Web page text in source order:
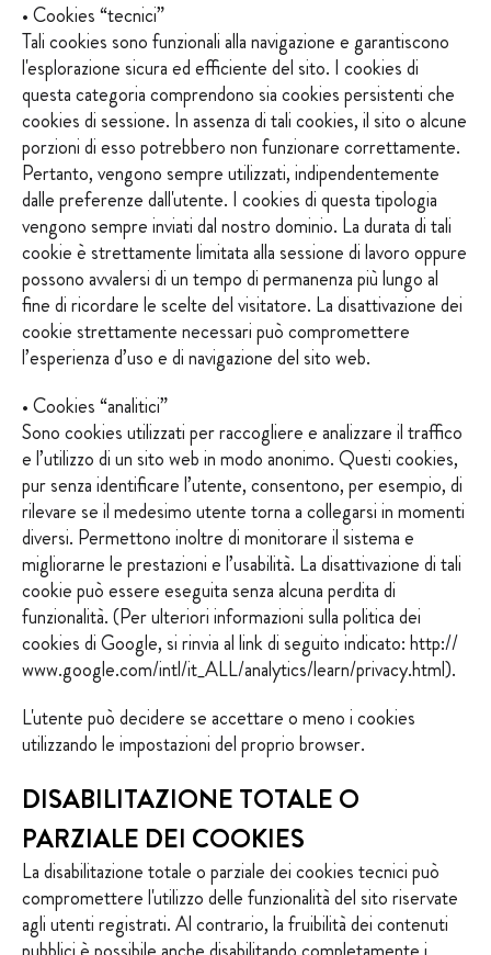
• Cookies “tecnici”
Tali cookies sono funzionali alla navigazione e garantiscono
l'esplorazione sicura ed efficiente del sito. I cookies di
questa categoria comprendono sia cookies persistenti che
cookies di sessione. In assenza di tali cookies, il sito o alcune
porzioni di esso potrebbero non funzionare correttamente.
Pertanto, vengono sempre utilizzati, indipendentemente
dalle preferenze dall'utente. I cookies di questa tipologia
vengono sempre inviati dal nostro dominio. La durata di tali
cookie è strettamente limitata alla sessione di lavoro oppure
possono avvalersi di un tempo di permanenza più lungo al
fine di ricordare le scelte del visitatore. La disattivazione dei
cookie strettamente necessari può compromettere
l’esperienza d’uso e di navigazione del sito web.
• Cookies “analitici”
Sono cookies utilizzati per raccogliere e analizzare il traffico
e l’utilizzo di un sito web in modo anonimo. Questi cookies,
pur senza identificare l’utente, consentono, per esempio, di
rilevare se il medesimo utente torna a collegarsi in momenti
diversi. Permettono inoltre di monitorare il sistema e
migliorarne le prestazioni e l’usabilità. La disattivazione di tali
cookie può essere eseguita senza alcuna perdita di
funzionalità. (Per ulteriori informazioni sulla politica dei
cookies di Google, si rinvia al link di seguito indicato:http://
www.google.com/intl/it_ALL/analytics/learn/privacy.html).
L'utente può decidere se accettare o meno i cookies
utilizzando le impostazioni del proprio browser.
DISABILITAZIONE TOTALE O
PARZIALE DEI COOKIES
La disabilitazione totale o parziale dei cookies tecnici può
compromettere l'utilizzo delle funzionalità del sito riservate
agli utenti registrati. Al contrario, la fruibilità dei contenuti